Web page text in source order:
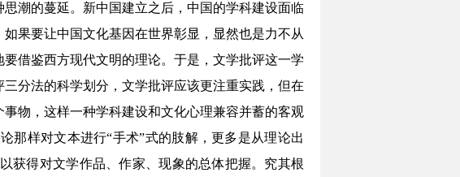
潮的蔓延。新中国建立之后，中国的学科建设面临
果要让中国文化基因在世界彰显，显然也是力不从
借鉴西方现代文明的理论。于是，文学批评这一学
分法的科学划分，文学批评应该更注重实践，但在
物，这样一种学科建设和文化心理兼容并蓄的客观
那样对文本进行“手术”式的肢解，更多是从理论出
获得对文学作品、作家、现象的总体把握。究其根